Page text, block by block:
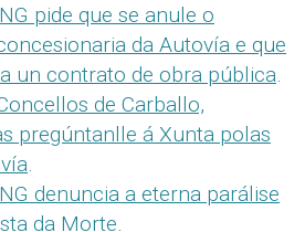
pide que se anule o
da Autovía e que
un contrato de obra pública.
de Carballo,
pregúntanlle á Xunta polas
.
denuncia a eterna parálise
da Morte.